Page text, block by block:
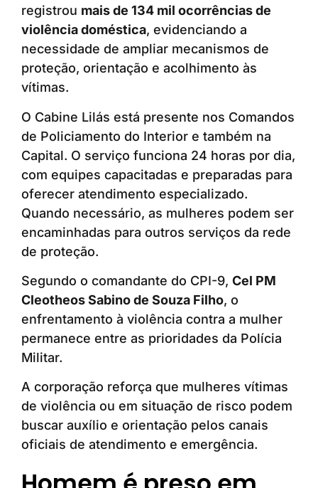
registrou mais de 134 mil ocorrências de
violência doméstica, evidenciando a
necessidade de ampliar mecanismos de
proteção, orientação e acolhimento às
vítimas.
O Cabine Lilás está presente nos Comandos
de Policiamento do Interior e também na
Capital. O serviço funciona 24 horas por dia,
com equipes capacitadas e preparadas para
oferecer atendimento especializado.
Quando necessário, as mulheres podem ser
encaminhadas para outros serviços da rede
de proteção.
Segundo o comandante do CPI-9, Cel PM
Cleotheos Sabino de Souza Filho, o
enfrentamento à violência contra a mulher
permanece entre as prioridades da Polícia
Militar.
A corporação reforça que mulheres vítimas
de violência ou em situação de risco podem
buscar auxílio e orientação pelos canais
oficiais de atendimento e emergência.